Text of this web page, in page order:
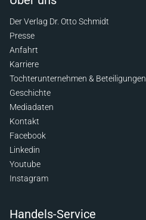
Der Verlag Dr. Otto Schmidt
Presse
Anfahrt
Karriere
Tochterunternehmen & Beteiligungen
Geschichte
Mediadaten
Kontakt
Facebook
Linkedin
Youtube
Instagram
Handels-Service